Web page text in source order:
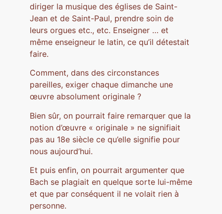
diriger la musique des églises de Saint-
Jean et de Saint-Paul, prendre soin de
leurs orgues etc., etc. Enseigner … et
même enseigneur le latin, ce qu’il détestait
faire.
Comment, dans des circonstances
pareilles, exiger chaque dimanche une
œuvre absolument originale ?
Bien sûr, on pourrait faire remarquer que la
notion d’œuvre « originale » ne signifiait
pas au 18e siècle ce qu’elle signifie pour
nous aujourd’hui.
Et puis enfin, on pourrait argumenter que
Bach se plagiait en quelque sorte lui-même
et que par conséquent il ne volait rien à
personne.